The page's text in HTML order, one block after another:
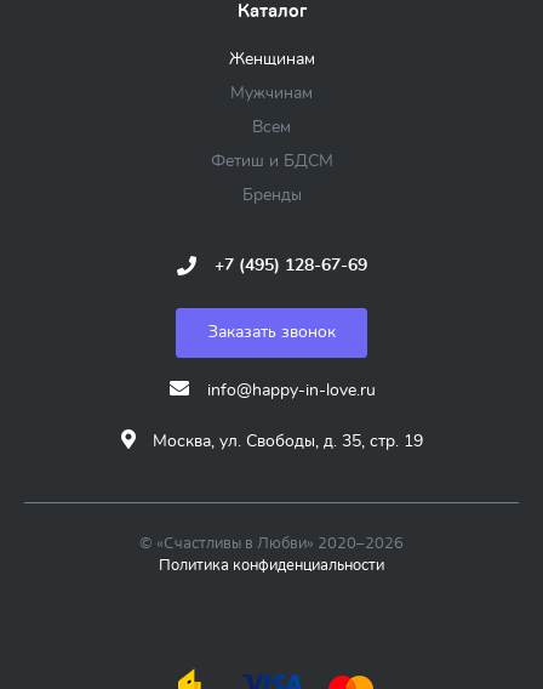
Каталог
Женщинам
Мужчинам
Всем
Фетиш и БДСМ
Бренды
+7 (495) 128-67-69
Заказать звонок
info@happy-in-love.ru
Москва, ул. Свободы, д. 35, стр. 19
© «Счастливы в Любви» 2020–2026
Политика конфиденциальности